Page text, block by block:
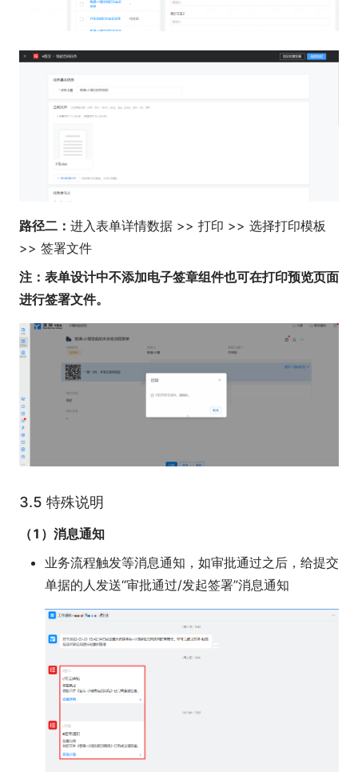
路径二： 进入表单详情数据 >> 打印 >> 选择打印模板
>> 签署文件
注：表单设计中不添加电子签章组件也可在打印预览页面
进行签署文件。
3.5 特殊说明
（1）消息通知
业务流程触发等消息通知，如审批通过之后，给提交
单据的人发送“审批通过/发起签署”消息通知